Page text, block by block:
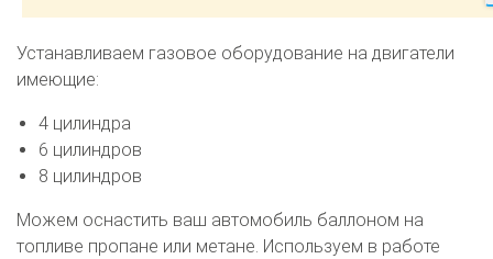
Устанавливаем газовое оборудование на двигатели
имеющие:
4 цилиндра
6 цилиндров
8 цилиндров
Можем оснастить ваш автомобиль баллоном на
топливе пропане или метане. Используем в работе